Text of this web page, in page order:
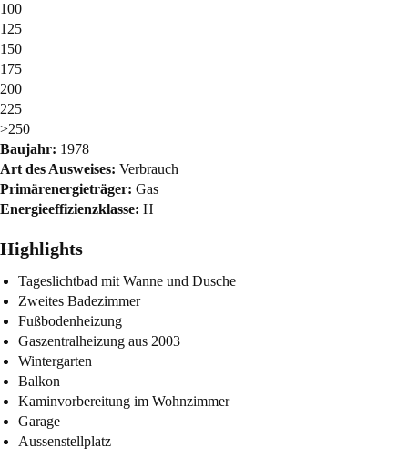
100
125
150
175
200
225
>250
Baujahr: 1978
Art des Ausweises: Verbrauch
Primärenergieträger: Gas
Energieeffizienzklasse: H
Highlights
Tageslichtbad mit Wanne und Dusche
Zweites Badezimmer
Fußbodenheizung
Gaszentralheizung aus 2003
Wintergarten
Balkon
Kaminvorbereitung im Wohnzimmer
Garage
Aussenstellplatz